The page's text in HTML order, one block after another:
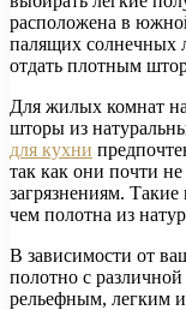
расположена в
палящих солнечных
отдать плотным
Для жилых комнат
шторы из
для кухни
так как они почти
загрязнениям.
чем полотна из
В зависимости от
полотно с
рельефным, легким